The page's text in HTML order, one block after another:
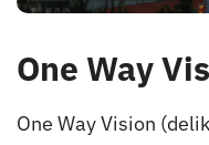
One Way
One Way Vision